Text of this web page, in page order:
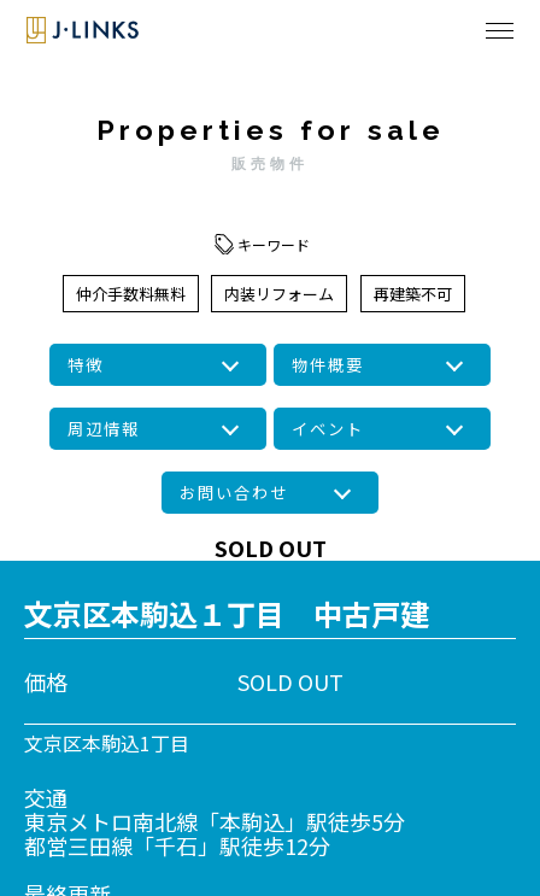
Properties for sale
販売物件
キーワード
仲介手数料無料 内装リフォーム 再建築不可
特徴 物件概要
周辺情報 イベント
お問い合わせ
SOLD OUT
文京区本駒込１丁目 中古戸建
価格 SOLD OUT
文京区本駒込1丁目
交通
東京メトロ南北線「本駒込」駅徒歩5分
都営三田線「千石」駅徒歩12分